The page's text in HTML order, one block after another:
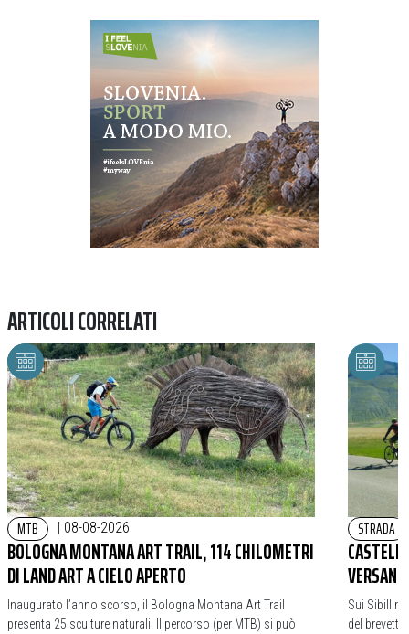
Previous
ARTICOLI CORRELATI
MTB | 08-08-2026
BOLOGNA MONTANA ART TRAIL, 114 CHILOMETRI
DI LAND ART A CIELO APERTO
Inaugurato l’anno scorso, il Bologna Montana Art Trail
presenta 25 sculture naturali. Il percorso (per MTB) si può
STRADA
Sui Sibillini
del